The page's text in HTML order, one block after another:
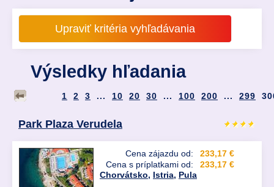
Výsledky hľadania
1 2 3 ... 10 20 30 ... 100 200 ... 299
Park Plaza Verudela
Cena zájazdu od:
233,17 €
Cena s príplatkami od:
233,17 €
Chorvátsko, Istria, Pula